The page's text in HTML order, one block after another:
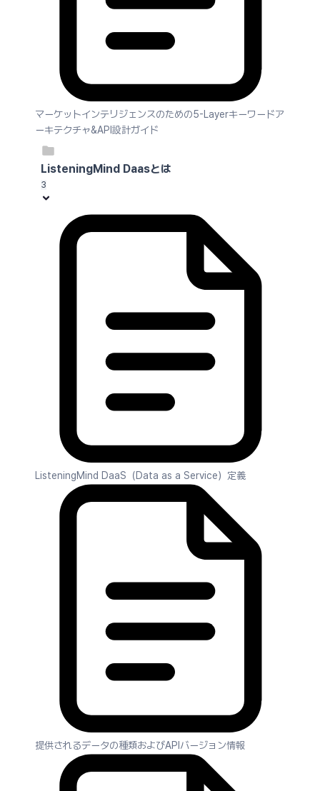
マーケットインテリジェンスのための5-Layerキーワードア
ーキテクチャ&API設計ガイド
ListeningMind Daasとは
3
ListeningMind DaaS（Data as a Service）定義
提供されるデータの種類およびAPIバージョン情報